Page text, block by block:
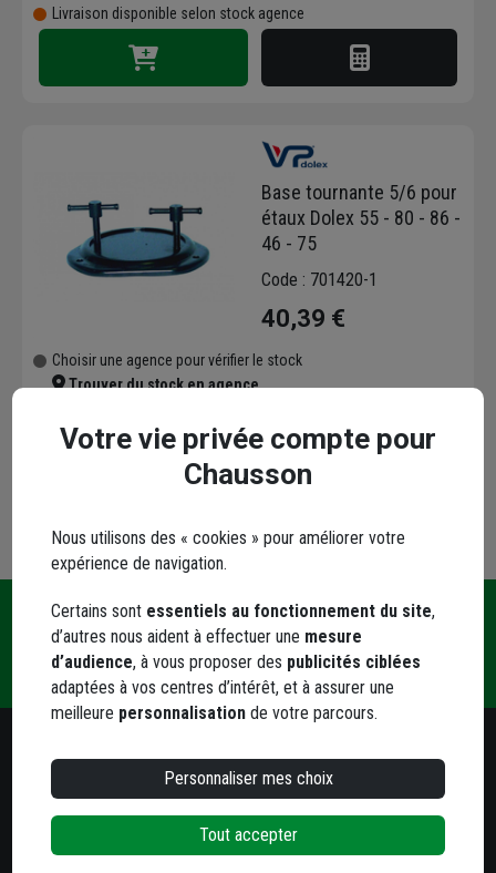
Livraison disponible selon stock agence
Base tournante 5/6 pour
étaux Dolex 55 - 80 - 86 -
46 - 75
Code : 701420-1
40,39 €
Choisir une agence pour vérifier le stock
Trouver du stock en agence
Contact
Livraison
et retrait
Une
question
?
sécurisé
Besoin d'un conseil ?
Notre service client est à votre écoute
de 8h à 12h et de 13h30 à 17h
Votre vie privée compte pour
Chausson
Nous utilisons des « cookies » pour améliorer votre
expérience de navigation.
Certains sont essentiels au fonctionnement du site,
d’autres nous aident à effectuer une mesure
d’audience, à vous proposer des publicités ciblées
adaptées à vos centres d’intérêt, et à assurer une
meilleure personnalisation de votre parcours.
Personnaliser mes choix
Tout accepter